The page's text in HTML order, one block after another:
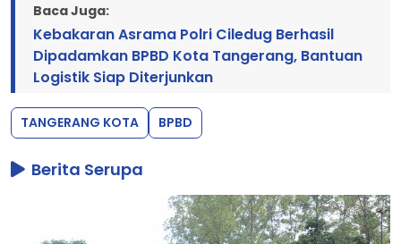
Baca Juga:
Kebakaran Asrama Polri Ciledug Berhasil
Dipadamkan BPBD Kota Tangerang, Bantuan
Logistik Siap Diterjunkan
TANGERANG KOTA BPBD
Berita Serupa